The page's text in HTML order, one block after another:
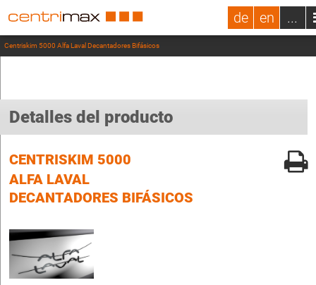
de en ...
Centriskim 5000 Alfa Laval Decantadores Bifásicos
Detalles del producto
CENTRISKIM 5000
ALFA LAVAL
DECANTADORES BIFÁSICOS